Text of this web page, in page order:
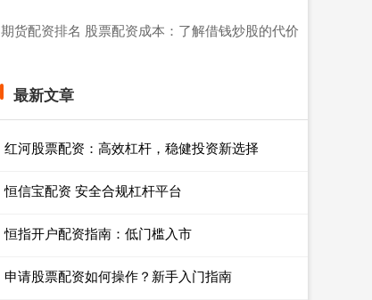
​期货配资排名 股票配资成本：了解借钱炒股的代价
最新文章
红河股票配资：高效杠杆，稳健投资新选择
恒信宝配资 安全合规杠杆平台
恒指开户配资指南：低门槛入市
申请股票配资如何操作？新手入门指南